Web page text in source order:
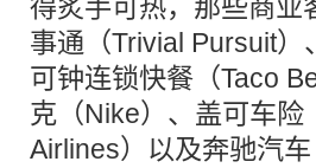
得炙手可热，那些商业
事通（Trivial Pursuit
可钟连锁快餐（Taco
克（Nike）、盖可车
Airlines）以及奔驰汽